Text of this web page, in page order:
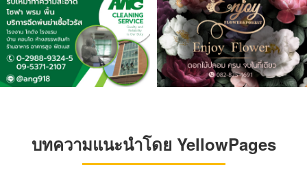
บทความแนะนำโดย YellowPages